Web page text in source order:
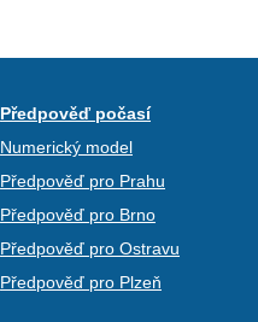
Předpověď počasí
Numerický model
Předpověď pro Prahu
Předpověď pro Brno
Předpověď pro Ostravu
Předpověď pro Plzeň